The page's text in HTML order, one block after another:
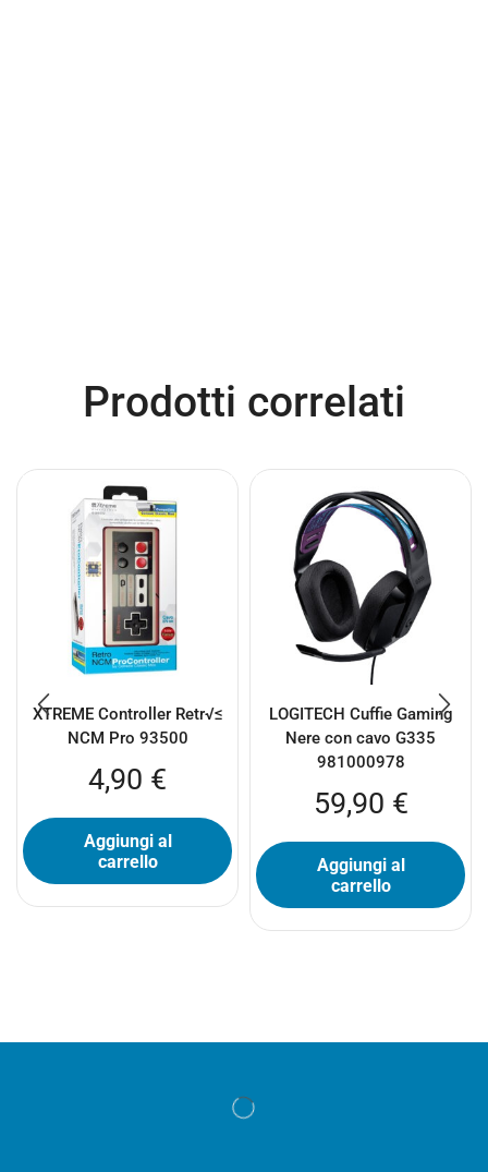
Prodotti correlati
XTREME Controller Retr√≤
NCM Pro 93500
4,90 €
Aggiungi al
carrello
LOGITECH Cuffie Gaming
Nere con cavo G335
981000978
59,90 €
Aggiungi al
carrello